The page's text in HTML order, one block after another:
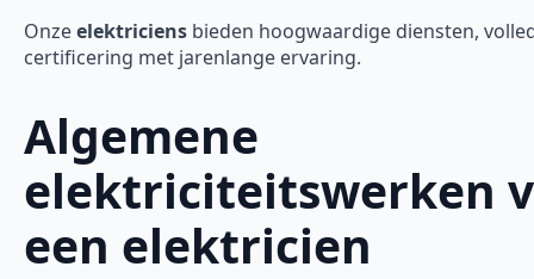
Onzeelektriciens bieden hoogwaardige diensten,
certificering met jarenlange ervaring.
Algemene
elektriciteitswerken
een elektricien